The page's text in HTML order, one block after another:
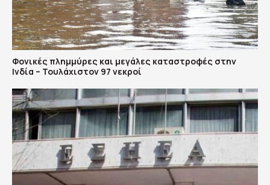
Φονικές πλημμύρες και μεγάλες καταστροφές στην
Ινδία – Τουλάχιστον 97 νεκροί